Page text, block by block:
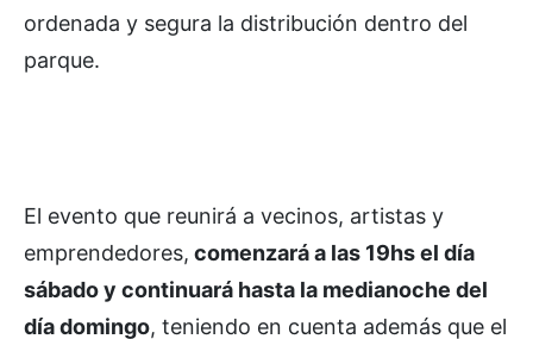
ordenada y segura la distribución dentro del
parque.
El evento que reunirá a vecinos, artistas y
emprendedores, comenzará a las 19hs el día
sábado y continuará hasta la medianoche del
día domingo, teniendo en cuenta además que el